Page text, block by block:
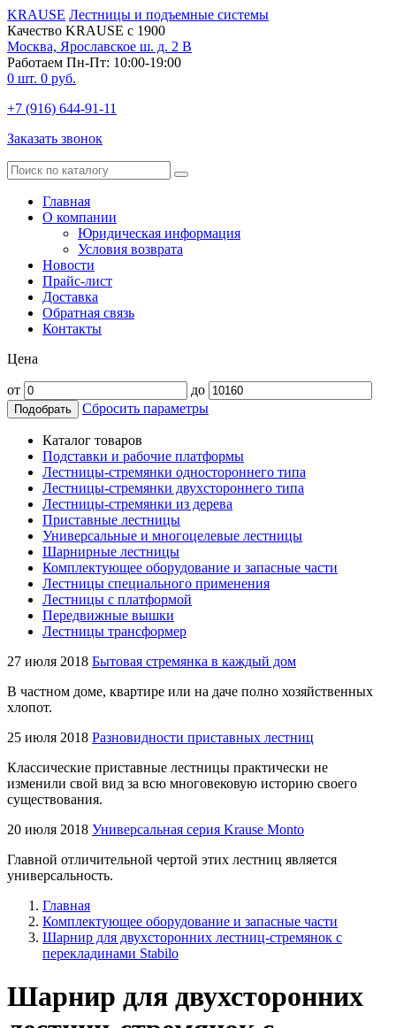
KRAUSE Лестницы и подъемные системы
Качество KRAUSE с 1900
Москва, Ярославское ш. д. 2 В
Работаем Пн-Пт: 10:00-19:00
0 шт. 0 руб.
+7 (916) 644-91-11
Заказать звонок
Главная
О компании
Юридическая информация
Условия возврата
Новости
Прайс-лист
Доставка
Обратная связь
Контакты
Цена
от до
Подобрать Сбросить параметры
Каталог товаров
Подставки и рабочие платформы
Лестницы-стремянки одностороннего типа
Лестницы-стремянки двухстороннего типа
Лестницы-стремянки из дерева
Приставные лестницы
Универсальные и многоцелевые лестницы
Шарнирные лестницы
Комплектующее оборудование и запасные части
Лестницы специального применения
Лестницы с платформой
Передвижные вышки
Лестницы трансформер
27 июля 2018 Бытовая стремянка в каждый дом
В частном доме, квартире или на даче полно хозяйственных
хлопот.
25 июля 2018 Разновидности приставных лестниц
Классические приставные лестницы практически не
изменили свой вид за всю многовековую историю своего
существования.
20 июля 2018 Универсальная серия Krause Monto
Главной отличительной чертой этих лестниц является
универсальность.
Главная
Комплектующее оборудование и запасные части
Шарнир для двухсторонних лестниц-стремянок с
перекладинами Stabilo
Шарнир для двухсторонних